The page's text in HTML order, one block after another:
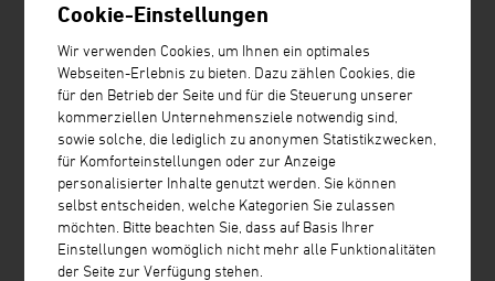
Einzelfördergeräte
Cookie-Einstellungen
Wir verwenden Cookies, um Ihnen ein optimales
Webseiten-Erlebnis zu bieten. Dazu zählen Cookies, die
für den Betrieb der Seite und für die Steuerung unserer
kommerziellen Unternehmensziele notwendig sind,
sowie solche, die lediglich zu anonymen Statistikzwecken,
für Komforteinstellungen oder zur Anzeige
personalisierter Inhalte genutzt werden. Sie können
selbst entscheiden, welche Kategorien Sie zulassen
möchten. Bitte beachten Sie, dass auf Basis Ihrer
Einstellungen womöglich nicht mehr alle Funktionalitäten
der Seite zur Verfügung stehen.